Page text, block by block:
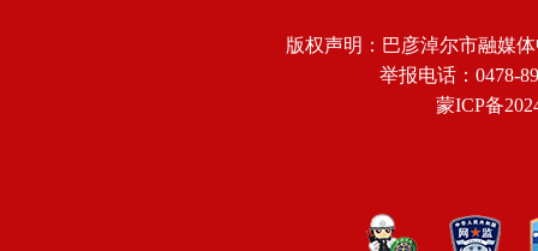
版权声明：巴彦淖尔市融媒
举报电话：0478-
蒙ICP备